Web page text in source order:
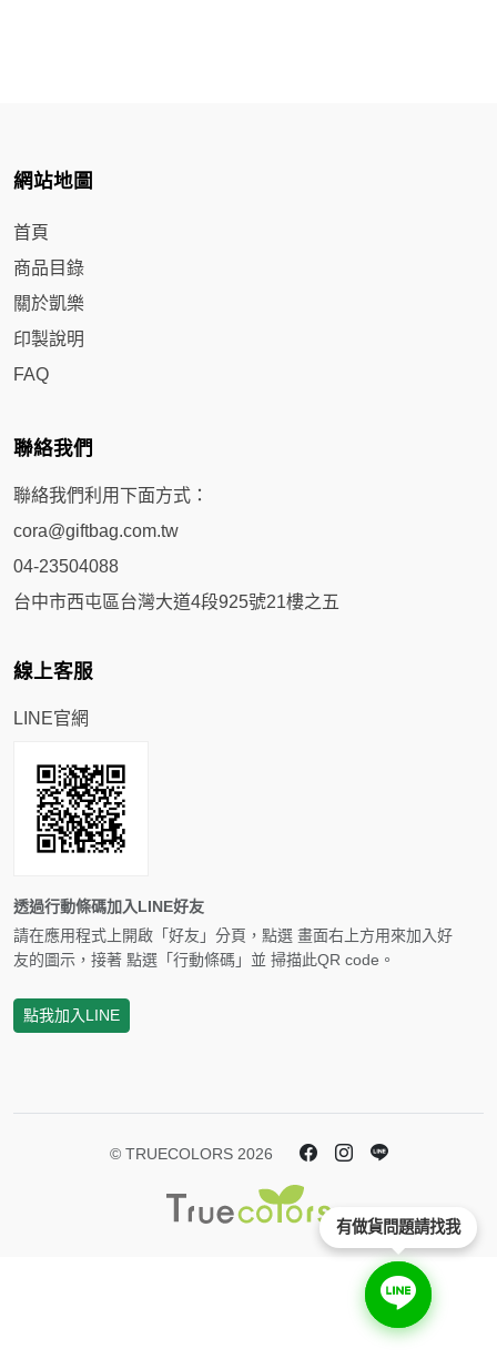
網站地圖
首頁
商品目錄
關於凱樂
印製說明
FAQ
聯絡我們
聯絡我們利用下面方式：
cora@giftbag.com.tw
04-23504088
台中市西屯區台灣大道4段925號21樓之五
線上客服
LINE官網
透過行動條碼加入LINE好友
請在應用程式上開啟「好友」分頁，點選 畫面右上方用來加入好
友的圖示，接著 點選「行動條碼」並 掃描此QR code。
點我加入LINE
© TRUECOLORS 2026
有做貨問題請找我